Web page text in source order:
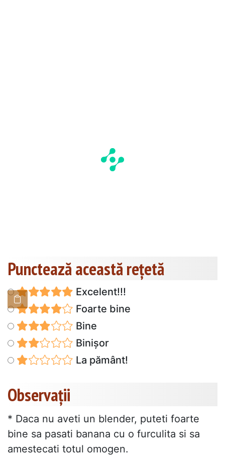
Punctează această reţetă
Excelent!!!
Foarte bine
Bine
Binișor
La pământ!
Observații
* Daca nu aveti un blender, puteti foarte
bine sa pasati banana cu o furculita si sa
amestecati totul omogen.